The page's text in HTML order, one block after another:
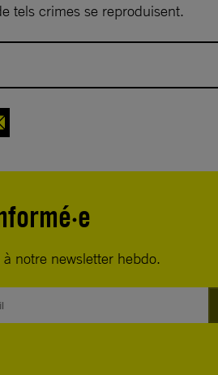
tels crimes se reproduisent.
Parly, ministre des Armées
en Syrie, suite aux frappes
dans le cadre de la
État islamique.
notre newsletter hebdo.